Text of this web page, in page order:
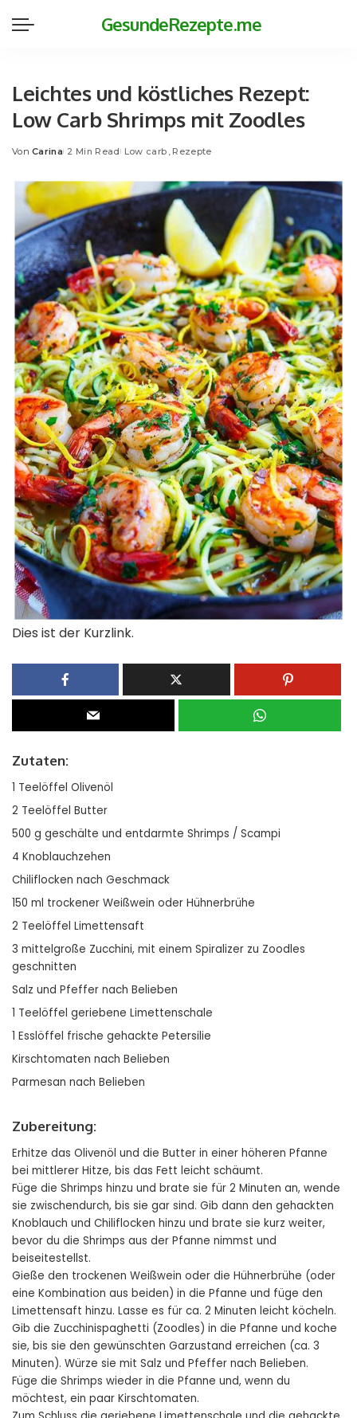
GesundeRezepte.me
Leichtes und köstliches Rezept:
Low Carb Shrimps mit Zoodles
Posted
Von Carina 2 Min Read Low carb Rezepte
Dies ist der Kurzlink.
Zutaten:
1 Teelöffel Olivenöl
2 Teelöffel Butter
500 g geschälte und entdarmte Shrimps / Scampi
4 Knoblauchzehen
Chiliflocken nach Geschmack
150 ml trockener Weißwein oder Hühnerbrühe
2 Teelöffel Limettensaft
3 mittelgroße Zucchini, mit einem Spiralizer zu Zoodles
geschnitten
Salz und Pfeffer nach Belieben
1 Teelöffel geriebene Limettenschale
1 Esslöffel frische gehackte Petersilie
Kirschtomaten nach Belieben
Parmesan nach Belieben
Zubereitung:
Erhitze das Olivenöl und die Butter in einer höheren Pfanne
bei mittlerer Hitze, bis das Fett leicht schäumt.
Füge die Shrimps hinzu und brate sie für 2 Minuten an, wende
sie zwischendurch, bis sie gar sind. Gib dann den gehackten
Knoblauch und Chiliflocken hinzu und brate sie kurz weiter,
bevor du die Shrimps aus der Pfanne nimmst und
beiseitestellst.
Gieße den trockenen Weißwein oder die Hühnerbrühe (oder
eine Kombination aus beiden) in die Pfanne und füge den
Limettensaft hinzu. Lasse es für ca. 2 Minuten leicht köcheln.
Gib die Zucchinispaghetti (Zoodles) in die Pfanne und koche
sie, bis sie den gewünschten Garzustand erreichen (ca. 3
Minuten). Würze sie mit Salz und Pfeffer nach Belieben.
Füge die Shrimps wieder in die Pfanne und, wenn du
möchtest, ein paar Kirschtomaten.